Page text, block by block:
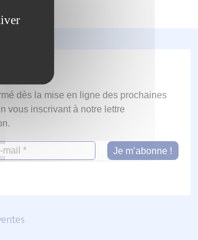
dès la mise en ligne des prochaines
vous inscrivant à notre lettre